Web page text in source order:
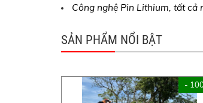
Công nghệ Pin Lithium, tất cả
SẢN PHẨM NỔI BẬT
-